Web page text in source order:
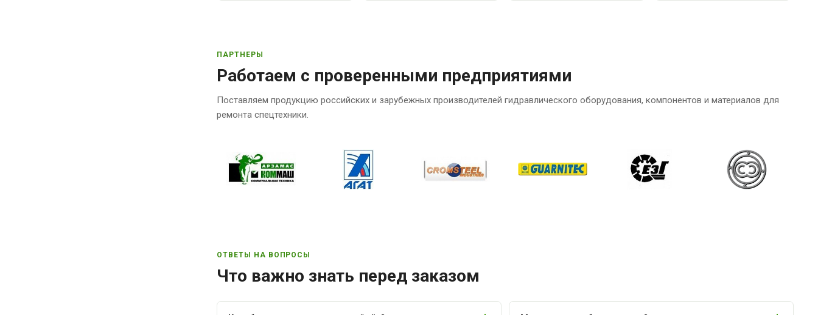
ПАРТНЕРЫ
Работаем с проверенными предприятиями
Поставляем продукцию российских и зарубежных производителей гидравлического оборудования, компонентов и материалов для
ремонта спецтехники.
ОТВЕТЫ НА ВОПРОСЫ
Что важно знать перед заказом